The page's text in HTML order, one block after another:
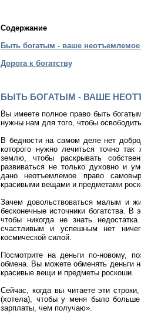
Содержание
Быть богатым - ваше
Дорога к богатству
БЫТЬ БОГАТЫМ - ВАШЕ
Вы имеете полное право быть
нужны нам для того, чтобы
В бедности на самом деле нет
которого нужно лечиться точно
землю, чтобы раскрывать
развиваться не только духовно и
дано неотъемлемое право
красивыми вещами и предметами
Зачем довольствоваться малым и
бесконечные источники богатства. В
чтобы никогда не знать
счастливым и успешным нет
космической силой.
Посмотрите на деньги по-новому,
обмена. Вы можете обменять деньги
красивые вещи и предметы роскоши.
Сейчас, когда вы читаете эти
(хотела), чтобы у меня было
зарплаты, чем получаю».